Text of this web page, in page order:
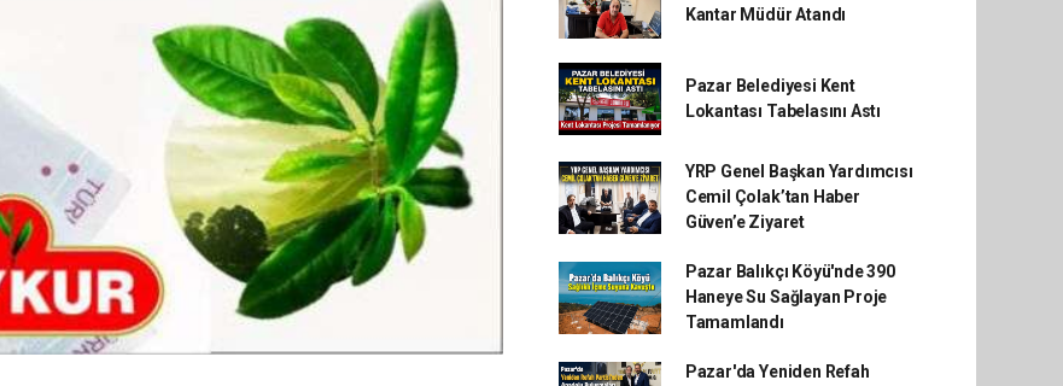
Kantar Müdür Atandı
Pazar Belediyesi Kent
Lokantası Tabelasını Astı
YRP Genel Başkan Yardımcısı
Cemil Çolak’tan Haber
Güven’e Ziyaret
Pazar Balıkçı Köyü'nde 390
Haneye Su Sağlayan Proje
Tamamlandı
Pazar'da Yeniden Refah